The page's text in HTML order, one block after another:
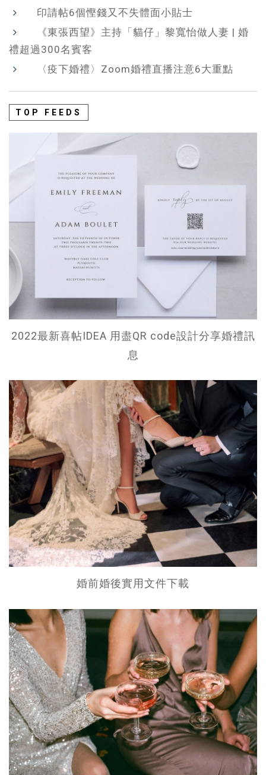
印請帖6個慳錢又不失體面小貼士
《東張西望》主持「貓仔」黎寬怡做人妻 | 婚
禮超過300名賓客
〈疫下婚禮〉Zoom婚禮直播注意6大重點
TOP FEEDS
2022最新喜帖IDEA 用盡QR code設計分享婚禮訊
息
婚前婚後實用文件下載